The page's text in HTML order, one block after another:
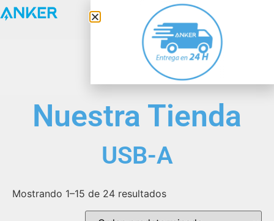
Nuestra Tienda
USB-A
Mostrando 1–15 de 24 resultados